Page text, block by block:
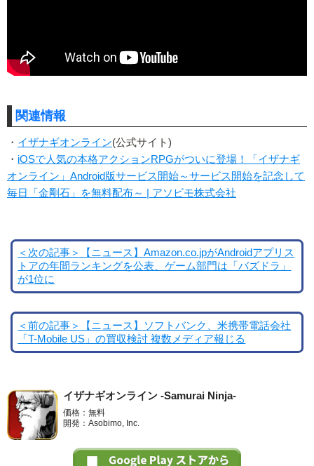
関連情報
・ イザナギオンライン(公式サイト)
・ iOSで人気の本格アクションRPGがついに登場！「イザナギ
オンライン」Android版サービス開始～サービス開始を記念して
毎日「金剛石」を無料配布～ | アソビモ株式会社
＜次の記事＞【ニュース】Amazon.co.jpがAndroidアプリス
トアの年間ランキングを公表、ゲーム部門は「バズドラ」
が1位に
＜前の記事＞【ニュース】ソフトバンク、米携帯電話会社
「T-Mobile US」の買収検討 複数メディア報じる
イザナギオンライン -Samurai Ninja-
価格：無料
開発：Asobimo, Inc.